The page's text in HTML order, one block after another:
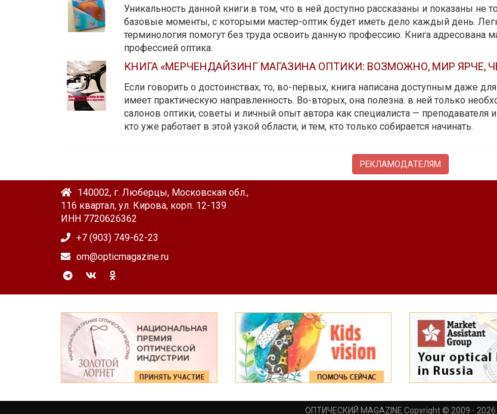
Уникальность данной книги в том, что в ней доступно рассказаны и показаны не
базовые моменты, с которыми мастер-оптик будет иметь дело каждый день.
терминология помогут без труда освоить данную профессию. Книга адресована
профессией оптика.
КНИГА «МЕРЧЕНДАЙЗИНГ МАГАЗИНА ОПТИКИ: ВОЗМОЖНО, МИР ЯРЧЕ,
Если говорить о достоинствах, то, во-первых, книга написана доступным даже
имеет практическую направленность. Во-вторых, она полезна: в ней только
салонов оптики, советы и личный опыт автора как специалиста — преподавателя
кто уже работает в этой узкой области, и тем, кто только собирается начинать.
РЕКЛАМОДАТЕЛЯМ
140002, г. Люберцы, Московская обл.,
116 квартал, ул. Кирова, корп. 12-139
ИНН 7720626362
+7 (903) 749-62-23
om@opticmagazine.ru
ОПТИЧЕСКИЙ MAGAZINE Copyright © 2009 - 2026